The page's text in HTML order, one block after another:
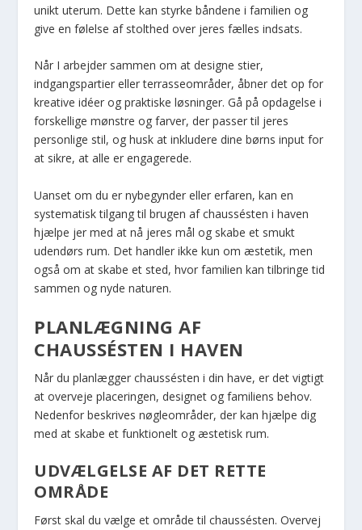
unikt uterum. Dette kan styrke båndene i familien og
give en følelse af stolthed over jeres fælles indsats.
Når I arbejder sammen om at designe stier,
indgangspartier eller terrasseområder, åbner det op for
kreative idéer og praktiske løsninger. Gå på opdagelse i
forskellige mønstre og farver, der passer til jeres
personlige stil, og husk at inkludere dine børns input for
at sikre, at alle er engagerede.
Uanset om du er nybegynder eller erfaren, kan en
systematisk tilgang til brugen af chaussésten i haven
hjælpe jer med at nå jeres mål og skabe et smukt
udendørs rum. Det handler ikke kun om æstetik, men
også om at skabe et sted, hvor familien kan tilbringe tid
sammen og nyde naturen.
PLANLÆGNING AF
CHAUSSÉSTEN I HAVEN
Når du planlægger chaussésten i din have, er det vigtigt
at overveje placeringen, designet og familiens behov.
Nedenfor beskrives nøgleområder, der kan hjælpe dig
med at skabe et funktionelt og æstetisk rum.
UDVÆLGELSE AF DET RETTE
OMRÅDE
Først skal du vælge et område til chaussésten. Overvej